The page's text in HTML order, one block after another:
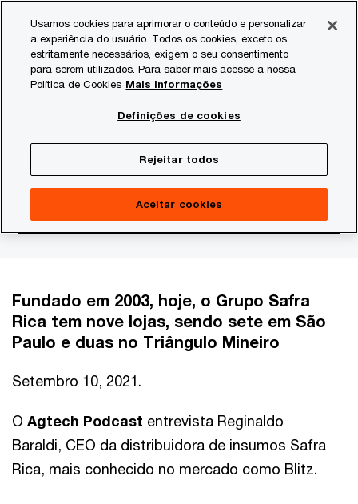
content
footer
Consultoria
Agtech Podcast com
Reginaldo Baraldi, CEO
da Safra Rica
Fundado em 2003, hoje, o Grupo Safra
Rica tem nove lojas, sendo sete em São
Paulo e duas no Triângulo Mineiro
Setembro 10, 2021.
O Agtech Podcast entrevista Reginaldo
Baraldi, CEO da distribuidora de insumos Safra
Rica, mais conhecido no mercado como Blitz.
Usamos cookies para aprimorar o conteúdo e personalizar
a experiência do usuário. Todos os cookies, exceto os
estritamente necessários, exigem o seu consentimento
para serem utilizados. Para saber mais acesse a nossa
Política de Cookies Mais informações
Definições de cookies
Rejeitar todos
Aceitar cookies